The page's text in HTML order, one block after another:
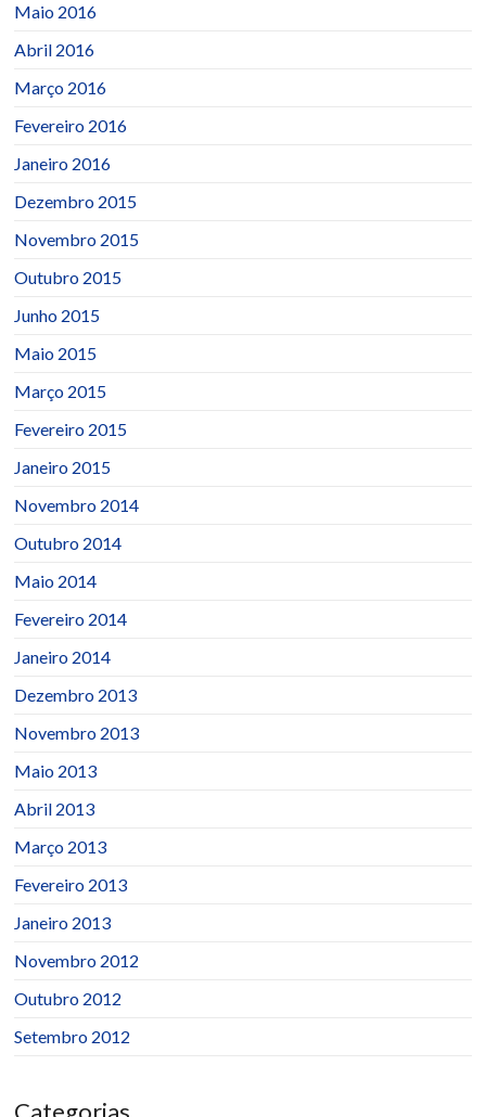
Maio 2016
Abril 2016
Março 2016
Fevereiro 2016
Janeiro 2016
Dezembro 2015
Novembro 2015
Outubro 2015
Junho 2015
Maio 2015
Março 2015
Fevereiro 2015
Janeiro 2015
Novembro 2014
Outubro 2014
Maio 2014
Fevereiro 2014
Janeiro 2014
Dezembro 2013
Novembro 2013
Maio 2013
Abril 2013
Março 2013
Fevereiro 2013
Janeiro 2013
Novembro 2012
Outubro 2012
Setembro 2012